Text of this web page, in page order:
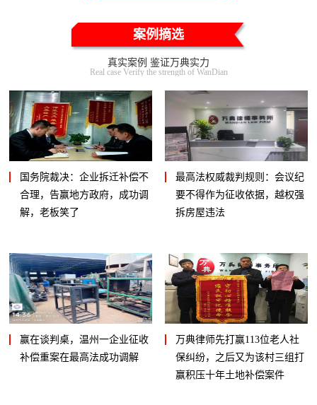
案例摘选
真实案例 鉴证万典实力
Real case Verify the strength of WanDian
国务院裁决：企业拆迁补偿不
合理，告赢地方政府，成功调
解，老板笑了
最高法权威裁判规则：会议纪
要不得作为征收依据，越权强
拆房屋违法
赢在谈判桌，温州一企业征收
补偿重案在最高法成功调解
万典律师先打赢113位老人社
保纠纷，之后又为该村三组打
赢积压十年土地补偿案件